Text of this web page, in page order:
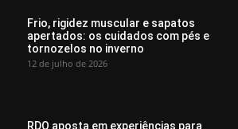
Frio, rigidez muscular e sapatos
apertados: os cuidados com pés e
tornozelos no inverno
12 de julho de 2026
RDO aposta em experiências para